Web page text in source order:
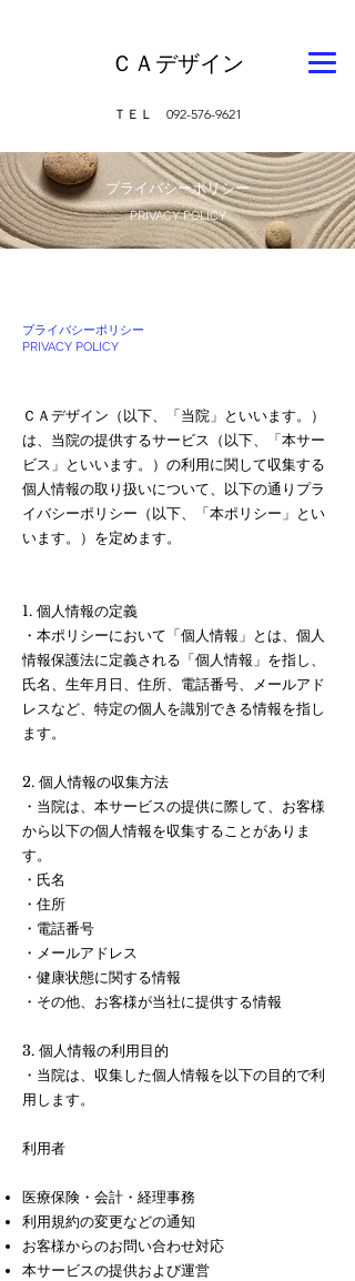
ＣＡデザイン
​ＴＥＬ 092-576-9621
プライバシーポリシー
PRIVACY POLICY
プライバシーポリシー
PRIVACY POLICY
ＣＡデザイン（以下、「当院」といいます。）
は、当院の提供するサービス（以下、「本サー
ビス」といいます。）の利用に関して収集する
個人情報の取り扱いについて、以下の通りプラ
イバシーポリシー（以下、「本ポリシー」とい
います。）を定めます。
1. 個人情報の定義
・本ポリシーにおいて「個人情報」とは、個人
情報保護法に定義される「個人情報」を指し、
氏名、生年月日、住所、電話番号、メールアド
レスなど、特定の個人を識別できる情報を指し
ます。
2. 個人情報の収集方法
・当院は、本サービスの提供に際して、お客様
から以下の個人情報を収集することがありま
す。
・氏名
・住所
・電話番号
・メールアドレス
・健康状態に関する情報
・その他、お客様が当社に提供する情報
3. 個人情報の利用目的
・当院は、収集した個人情報を以下の目的で利
用します。
利用者
医療保険・会計・経理事務
利用規約の変更などの通知
お客様からのお問い合わせ対応
本サービスの提供および運営